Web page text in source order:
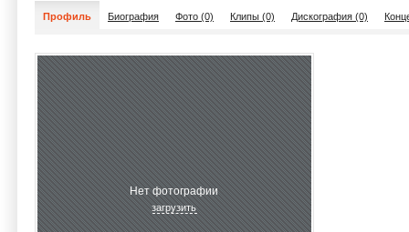
Профиль Биография Фото (0) Клипы (0) Дискография (0)
Нет фотографии
загрузить